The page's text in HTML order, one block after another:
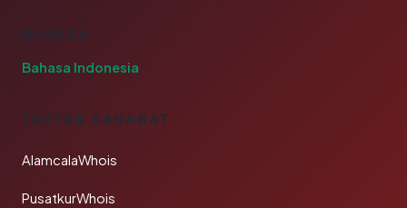
BAHASA
Bahasa Indonesia
TAUTAN SAHABAT
AlamcalaWhois
PusatkurWhois